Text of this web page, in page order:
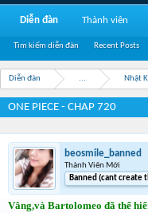
Diễn đàn ... Nhật
ONE PIECE - CHAP 720
beosmile_banned
Thành Viên Mới
Banned (cant create
Vâng,và Bartolomeo đã thể
Diễn đàn
Tìm kiếm diễn đàn Recent Posts
Thành viên